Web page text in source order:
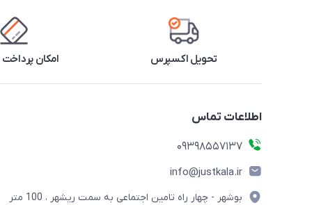
تحویل اکسپرس امکان
اطلاعات تماس
09398557137
info@justkala.ir
بوشهر - چهار راه تامین اجتماعی به سمت ریشهر ، 100 متر